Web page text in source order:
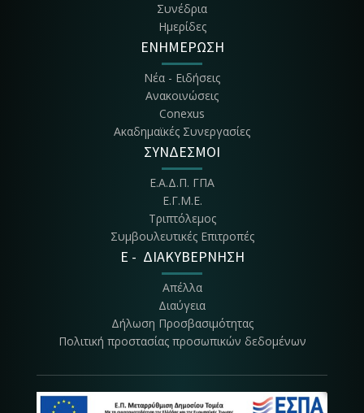
1ος όροφος, Κτηρίου Διοίκησης
Έναντι κτήριου Χασιώτη
Συνεδριακό Κέντρο
Όπισθεν Γεωργικού Μουσείου
Δίπλα στο Κεντρικό κτήριο
Κεντρικό Kτήριο Πρυτανείας
Κτήριο Ρουσσόπουλου
Συνέδρια
Ημερίδες
ΕΝΗΜΕΡΩΣΗ
Νέα - Ειδήσεις
Ανακοινώσεις
Conexus
Ακαδημαϊκές Συνεργασίες
ΣΥΝΔΕΣΜΟΙ
Ε.Α.Δ.Π. ΓΠΑ
Ε.Γ.Μ.Ε.
Τριπτόλεμος
Συμβουλευτικές Επιτροπές
E - ΔΙΑΚΥΒΕΡΝΗΣΗ
Απέλλα
Διαύγεια
Δήλωση Προσβασιμότητας
Πολιτική προστασίας προσωπικών δεδομένων